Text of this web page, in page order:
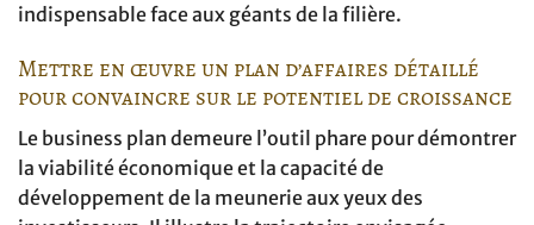
indispensable face aux géants de la filière.
Mettre en œuvre un plan d’affaires détaillé
pour convaincre sur le potentiel de croissance
Le business plan demeure l’outil phare pour démontrer
la viabilité économique et la capacité de
développement de la meunerie aux yeux des